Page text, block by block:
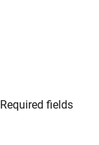
Required fields